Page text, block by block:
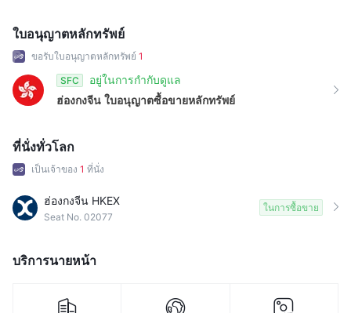
4
5
6
7
8
9
ใบอนุญาตหลักทรัพย์
ขอรับใบอนุญาตหลักทรัพย์ 1
SFC
อยู่ในการกำกับดูแล
ฮ่องกงจีน ใบอนุญาตซื้อขายหลักทรัพย์
ที่นั่งทั่วโลก
เป็นเจ้าของ 1 ที่นั่ง
ฮ่องกงจีน HKEX
Seat No. 02077
ในการซื้อขาย
บริการนายหน้า